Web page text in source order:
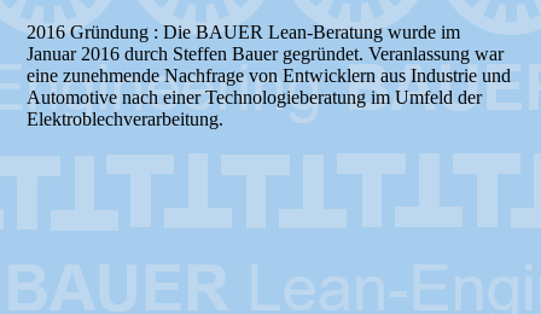
2016 Gründung : Die BAUER Lean-Beratung wurde im
Januar 2016 durch Steffen Bauer gegründet. Veranlassung war
eine zunehmende Nachfrage von Entwicklern aus Industrie und
Automotive nach einer Technologieberatung im Umfeld der
Elektroblechverarbeitung.